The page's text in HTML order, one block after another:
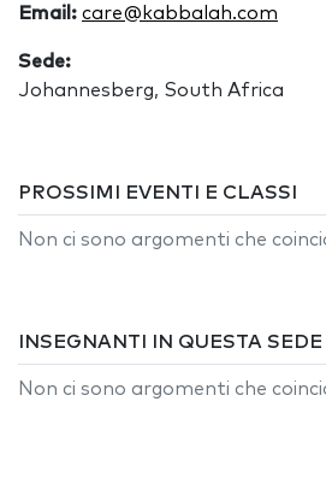
Email: care@kabbalah.com
Sede:
Johannesberg, South Africa
PROSSIMI EVENTI E CLASSI
Non ci sono argomenti che
INSEGNANTI IN QUESTA SEDE
Non ci sono argomenti che